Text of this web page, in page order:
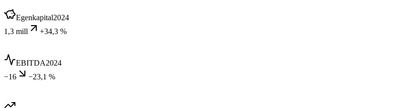
Egenkapital2024
1,3 mill
+34,3 %
EBITDA2024
−16
−23,1 %